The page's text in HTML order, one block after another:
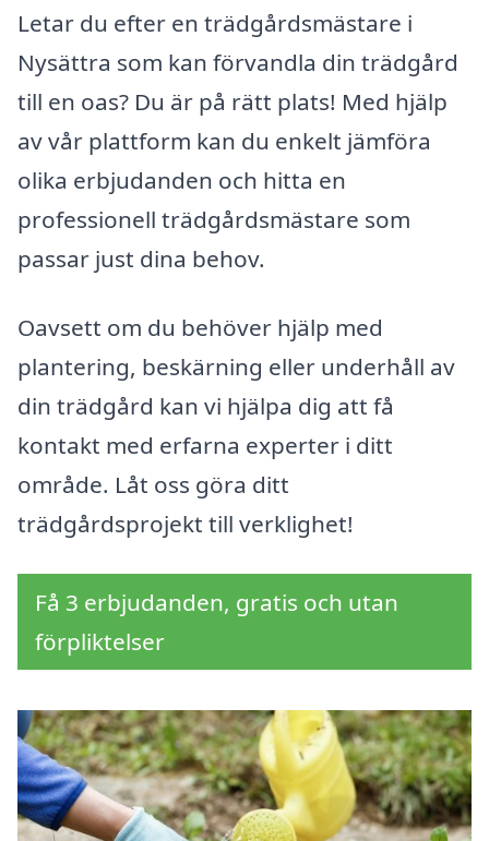
Letar du efter en trädgårdsmästare i
Nysättra som kan förvandla din trädgård
till en oas? Du är på rätt plats! Med hjälp
av vår plattform kan du enkelt jämföra
olika erbjudanden och hitta en
professionell trädgårdsmästare som
passar just dina behov.
Oavsett om du behöver hjälp med
plantering, beskärning eller underhåll av
din trädgård kan vi hjälpa dig att få
kontakt med erfarna experter i ditt
område. Låt oss göra ditt
trädgårdsprojekt till verklighet!
Få 3 erbjudanden, gratis och utan
förpliktelser